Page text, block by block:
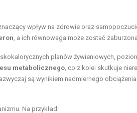
wpływ na zdrowie oraz
, a ich równowaga może zostać
planów żywieniowych,
metabolicznego , co z kolei skutkuje
są wynikiem nadmiernego
Na przykład: